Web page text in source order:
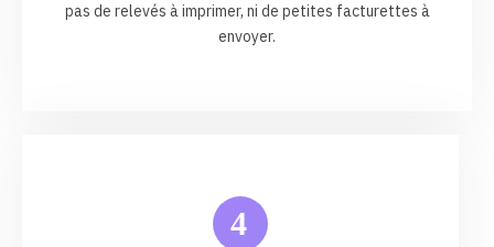
pas de relevés à imprimer, ni de petites facturettes à
envoyer.
4